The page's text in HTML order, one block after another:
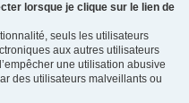
lorsque je clique sur le lien de
seuls les utilisateurs
aux autres utilisateurs
une utilisation abusive
des utilisateurs malveillants ou